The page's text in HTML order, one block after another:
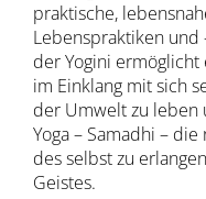
praktische,
Lebenspraktiken und
der Yogini
im Einklang mit sich
der Umwelt zu leben
Yoga – Samadhi –
des selbst zu
Geistes.